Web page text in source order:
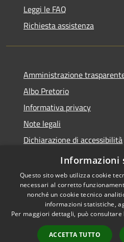
Leggi le FAQ
Richiesta assistenza
Amministrazione
Albo Pretorio
Informativa privacy
Note legali
Dichiarazione di accessibilità
Piano di miglioramento del
Accessibilità
Informazioni
Questo sito web utilizza cookie
necessari al corretto
nonché un cookie tecnico
informazioni statistiche,
Per maggiori dettagli, può
ACCETTA TUTTO